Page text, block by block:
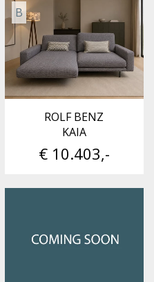
B
ROLF BENZ
KAIA
€ 10.403,-